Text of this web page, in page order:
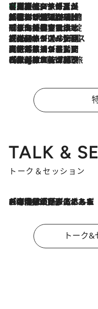
2026.8.7
【厳選旅コスメ】「多機能アイテムがメイン！」旅好き美容エディターが選んだ夏旅ベストコスメを発表【Mサイズジップ】
2026.8.6
「荷物が増えるほど旅ストレスは増す」美容ジャーナリストがたどり着いた最終結論。“化粧品を劇的に減らす”感動の凝縮美容とは
2026.8.6
「旅先には金髪ウィッグを持参」日本と同じメイクでは損してる!? 美容ジャーナリストが提案する“掟破りの旅美容”とは
2026.8.6
【厳選旅コスメ】「身軽さ＆UV対策重視！」ヘアアーティストshucoが選んだ夏旅ベストコスメを発表【Mサイズジップ】
2026.8.5
【厳選旅コスメ】国内をあちこち移動する河井菜摘が選んだ夏旅ベストコスメ発表！「リラックスアイテムはマスト」【Mサイズジップ】
2026.8.4
【厳選旅コスメ】「紫外線＆乾燥対策しながらメイク感も！」ヘア＆メイクGeorgeが選んだ夏旅ベストコスメを発表！【Mサイズジップ】
TALK &
トーク＆セッション
2026.8.3
「今後値上げがあるとすれば…」「リスクがあるのは今年の冬」エネルギー専門家が語る、ホルムズ海峡封鎖が家庭にもたらす“ある心配”
トーク&